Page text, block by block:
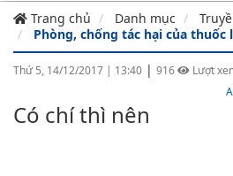
Trang chủ Danh mục
Phòng, chống tác hại của thuốc
Thứ 5, 14/12/2017 | 13:40 | 916
Lượt
A
Có chí thì nên